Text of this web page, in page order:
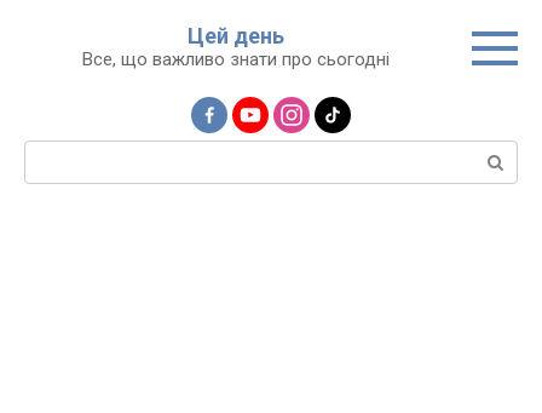
Цей день
Все, що важливо знати про сьогодні
Пошук: